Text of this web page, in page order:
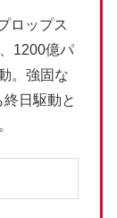
ロップス
1200億パ
。強固な
日駆動と